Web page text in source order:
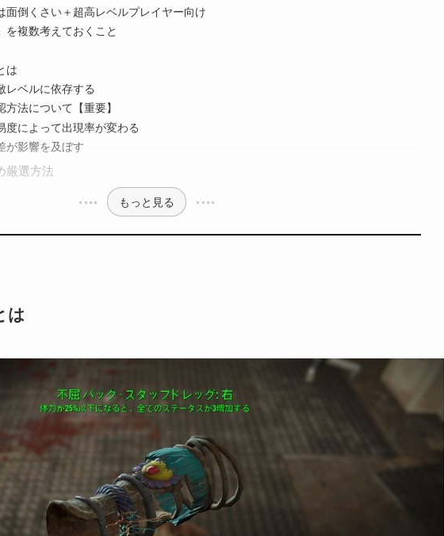
面倒くさい＋超高レベルプレイヤー向け
を複数考えておくこと
は
レベルに依存する
法について【重要】
度によって出現率が変わる
が影響を及ぼす
厳選方法
もっと見る
は